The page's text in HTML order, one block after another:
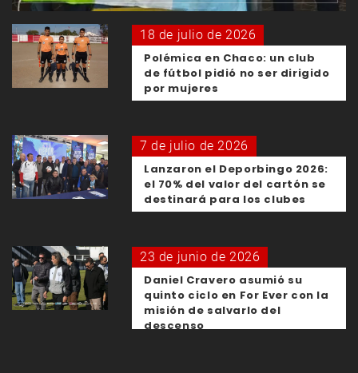
18 de julio de 2026
Polémica en Chaco: un club
de fútbol pidió no ser dirigido
por mujeres
7 de julio de 2026
Lanzaron el Deporbingo 2026:
el 70% del valor del cartón se
destinará para los clubes
23 de junio de 2026
Daniel Cravero asumió su
quinto ciclo en For Ever con la
misión de salvarlo del
descenso